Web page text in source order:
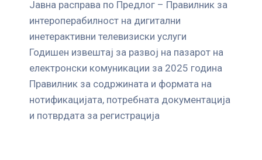
Јавна расправа по Предлог – Правилник за
интероперабилност на дигитални
инетерактивни телевизиски услуги
Годишен извештај за развој на пазарот на
електронски комуникации за 2025 година
Правилник за содржината и формата на
нотификацијата, потребната документација
и потврдата за регистрација